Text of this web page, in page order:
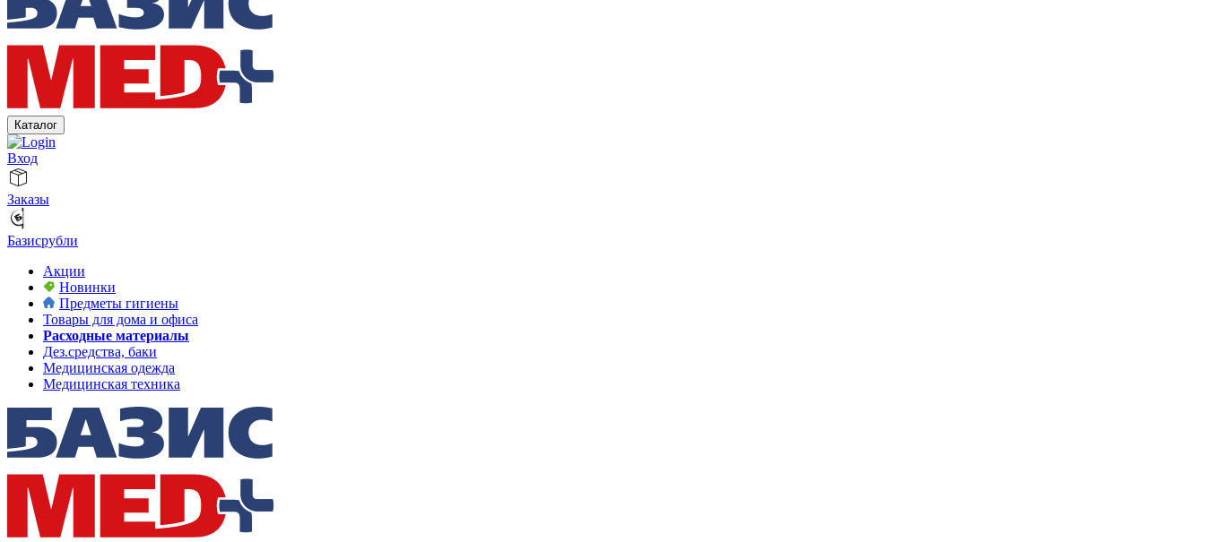
Каталог
Вход
Заказы
Базисрубли
Акции
Новинки
Предметы гигиены
Товары для дома и офиса
Расходные материалы
Дез.средства, баки
Медицинская одежда
Медицинская техника